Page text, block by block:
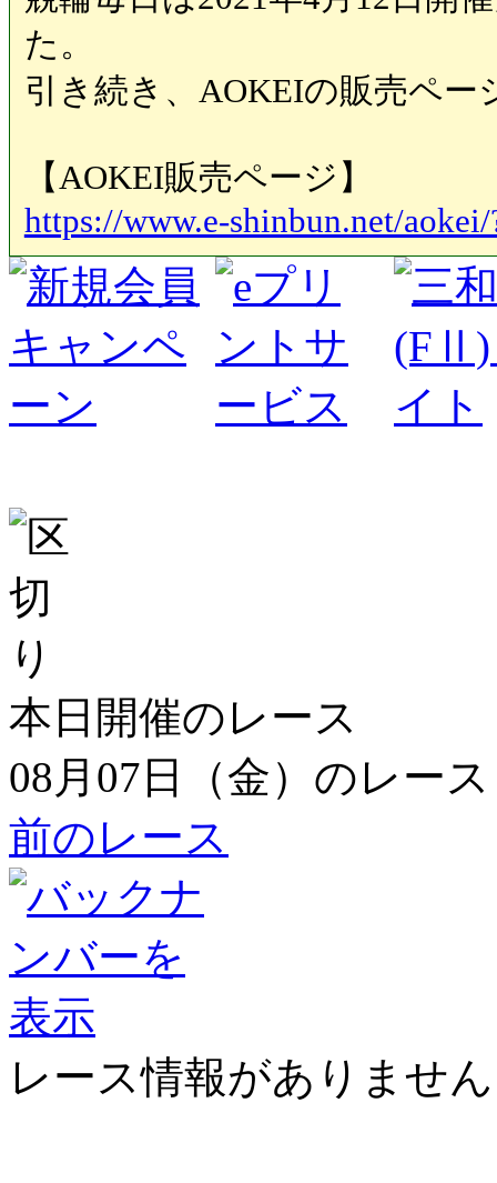
た。
引き続き、AOKEIの販売ペ
【AOKEI販売ページ】
https://www.e-shinbun.net/
本日開催のレース
08月07日（金）のレース
前のレース
レース情報がありませ